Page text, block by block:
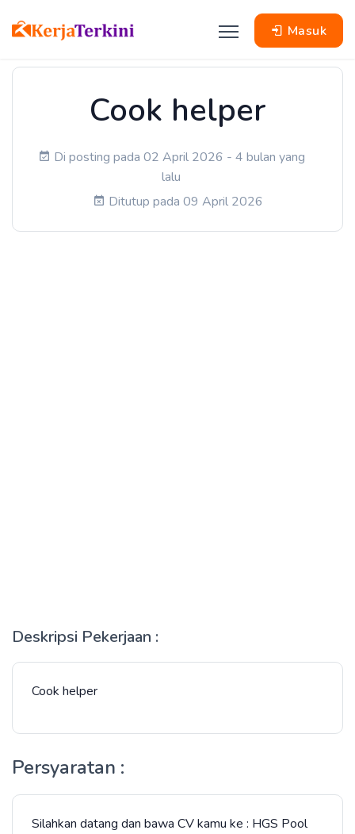
Masuk
Cook helper
Di posting pada 02 April 2026 - 4 bulan yang
lalu
Ditutup pada 09 April 2026
Deskripsi Pekerjaan :
Cook helper
Persyaratan :
Silahkan datang dan bawa CV kamu ke : HGS Pool